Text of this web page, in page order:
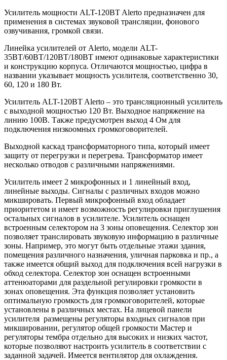
Усилитель мощности ALT-120BT Alerto предназначен для
применения в системах звуковой трансляции, фонового
озвучивания, громкой связи.
Линейка усилителей от Alerto, модели ALT-
35BT/60BT/120BT/180BT имеют одинаковые характеристики
и конструкцию корпуса. Отличаются мощностью, цифра в
названии указывает мощность усилителя, соответственно 30,
60, 120 и 180 Вт.
Усилитель ALT-120BT Alerto – это трансляционный усилитель
с выходной мощностью 120 Вт. Выходное напряжение на
линию 100В. Также предусмотрен выход 4 Ом для
подключения низкоомных громкоговорителей.
Выходной каскад трансформаторного типа, который имеет
защиту от перегрузки и перегрева. Трансформатор имеет
несколько отводов с различными напряжениями.
Усилитель имеет 2 микрофонных и 1 линейный вход,
линейные выходы. Сигналы с различных входов можно
микшировать. Первый микрофонный вход обладает
приоритетом и имеет возможность регулировки приглушения
остальных сигналов в усилителе. Усилитель оснащен
встроенным селектором на 3 зоны оповещения. Селектор зон
позволяет транслировать звуковую информацию в различные
зоны. Например, это могут быть отдельные этажи здания,
помещения различного назначения, уличная парковка и пр., а
также имеется общий выход для подключения всей нагрузки в
обход селектора. Селектор зон оснащен встроенными
аттенюаторами для раздельной регулировки громкости в
зонах оповещения. Эта функция позволяет установить
оптимальную громкость для громкоговорителей, которые
установлены в различных местах. На лицевой панели
усилителя размещены регуляторы входных сигналов при
микшировании, регулятор общей громкости Мастер и
регуляторы тембра отдельно для высоких и низких частот,
которые позволяют настроить усилитель в соответствии с
заданной задачей. Имеется вентилятор для охлаждения.